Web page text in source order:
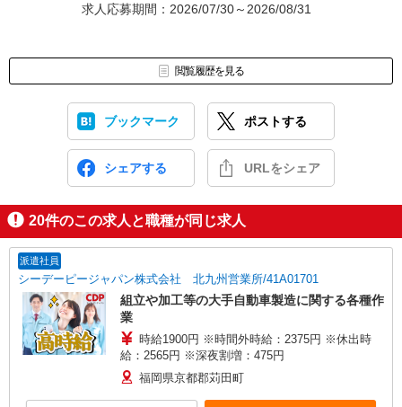
求人応募期間：2026/07/30～2026/08/31
閲覧履歴を見る
ブックマーク ポストする
シェアする URLをシェア
20件のこの求人と職種が同じ求人
派遣社員
シーデーピージャパン株式会社 北九州営業所/41A01701
組立や加工等の大手自動車製造に関する各種作
業
時給1900円 ※時間外時給：2375円 ※休出時
給：2565円 ※深夜割増：475円
福岡県京都郡苅田町